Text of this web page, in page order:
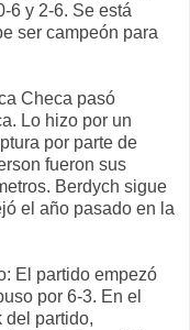
6 y 2-6. Se está
ser campeón para
Checa pasó
Lo hizo por un
por parte de
fueron sus
Berdych sigue
el año pasado en la
El partido empezó
por 6-3. En el
del partido,